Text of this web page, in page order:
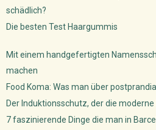
schädlich?
Die besten Test Haargummis
Mit einem handgefertigten
machen
Food Koma: Was man über
Der Induktionsschutz, der die
7 faszinierende Dinge die man in